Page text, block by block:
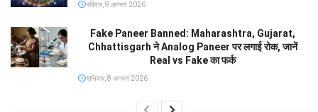
रविवार, 9 अगस्त 2026
Fake Paneer Banned: Maharashtra, Gujarat,
Chhattisgarh ने Analog Paneer पर लगाई रोक, जानें
Real vs Fake का फर्क
शनिवार, 8 अगस्त 2026